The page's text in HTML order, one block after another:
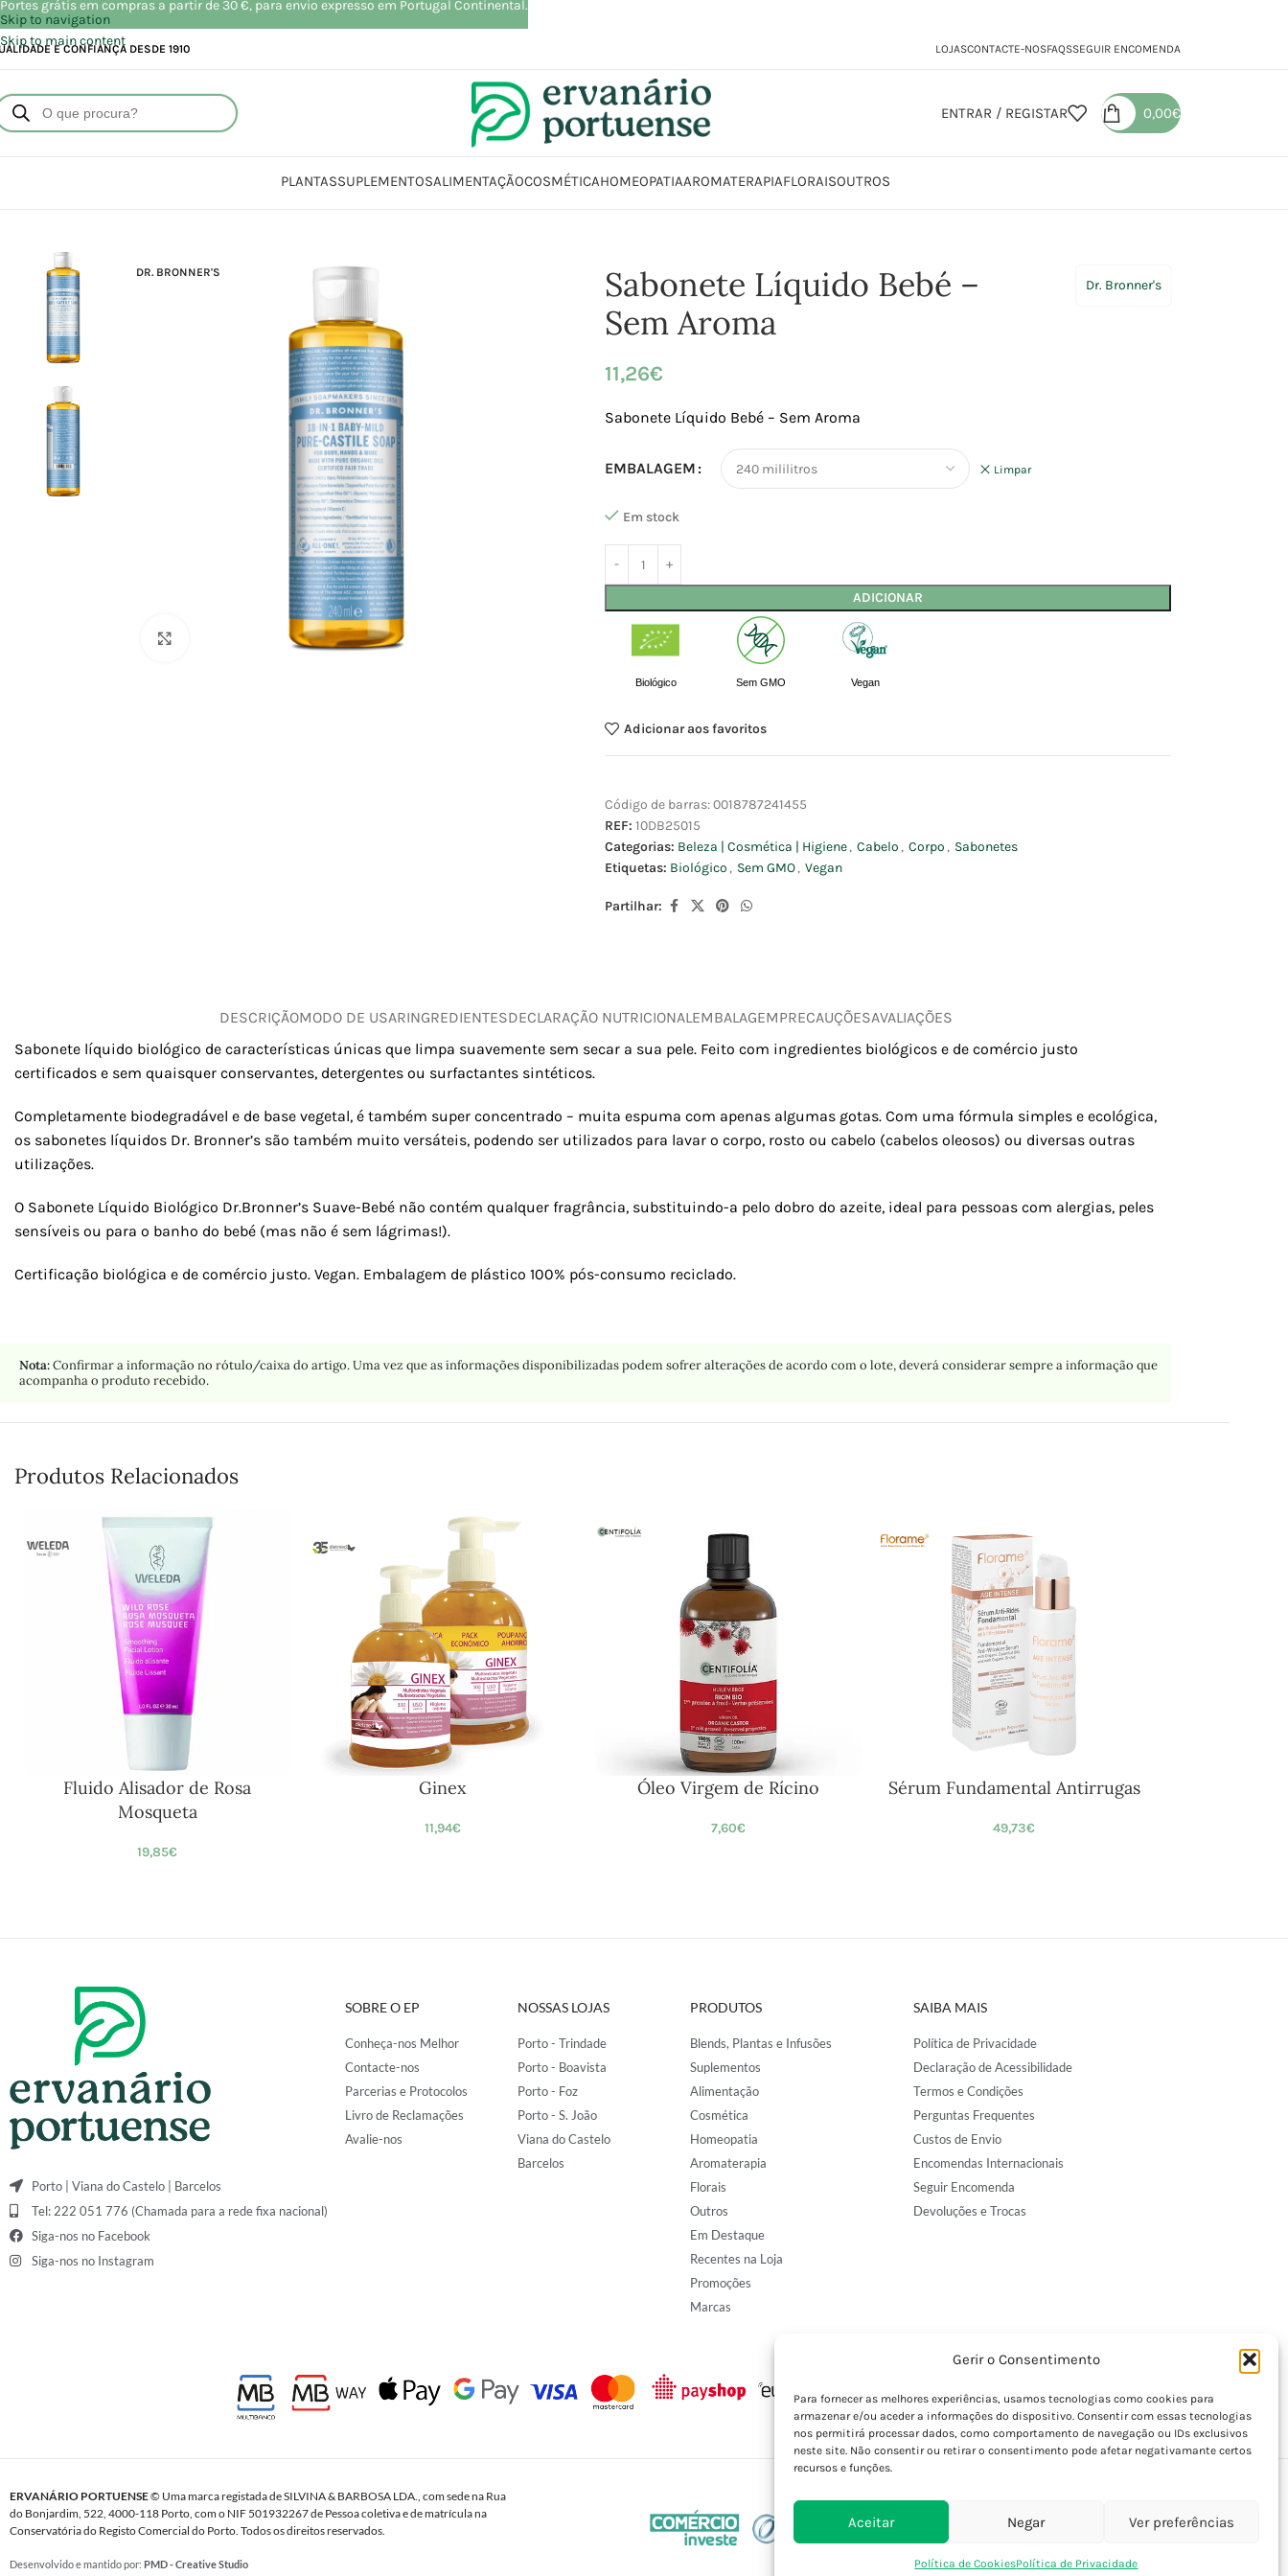
Gerir o Consentimento
Para fornecer as melhores experiências, usamos tecnologias como cookies para
armazenar e/ou aceder a informações do dispositivo. Consentir com essas tecnologias
nos permitirá processar dados, como comportamento de navegação ou IDs exclusivos
neste site. Não consentir ou retirar o consentimento pode afetar negativamante certos
recursos e funções.
Aceitar Negar Ver preferências
Política de CookiesPolítica de Privacidade
Skip to navigation
Skip to main content
E CONFIANÇA DESDE 1910 LOJASCONTACTE-NOSFAQSSEGUIR ENCOMENDA
ENTRAR / REGISTAR 0,00€
PLANTASSUPLEMENTOSALIMENTAÇÃOCOSMÉTICAHOMEOPATIAAROMATERAPIAFLORAISOUTROS
DR. BRONNER'S
Sabonete Líquido Bebé –
Sem Aroma
Dr. Bronner's
11,26€
Sabonete Líquido Bebé – Sem Aroma
EMBALAGEM Limpar
Em stock
ADICIONAR
Biológico Sem GMO Vegan
Adicionar aos favoritos
Código de barras:0018787241455
REF: 10DB25015
Categorias: Beleza | Cosmética | Higiene, Cabelo , Corpo , Sabonetes
Etiquetas: Biológico , Sem GMO, Vegan
Partilhar:
DESCRIÇÃOMODO DE USARINGREDIENTESDECLARAÇÃO NUTRICIONAL EMBALAGEMPRECAUÇÕESAVALIAÇÕES
Sabonete líquido biológico de características únicas que limpa suavemente sem secar a sua pele. Feito com ingredientes biológicos e de comércio justo
certificados e sem quaisquer conservantes, detergentes ou surfactantes sintéticos.
Completamente biodegradável e de base vegetal, é também super concentrado – muita espuma com apenas algumas gotas. Com uma fórmula simples e ecológica,
os sabonetes líquidos Dr. Bronner’s são também muito versáteis, podendo ser utilizados para lavar o corpo, rosto ou cabelo (cabelos oleosos) ou diversas outras
utilizações.
O Sabonete Líquido Biológico Dr.Bronner’s Suave-Bebé não contém qualquer fragrância, substituindo-a pelo dobro do azeite, ideal para pessoas com alergias, peles
sensíveis ou para o banho do bebé (mas não é sem lágrimas!).
Certificação biológica e de comércio justo. Vegan. Embalagem de plástico 100% pós-consumo reciclado.
Nota:Confirmar a informação no rótulo/caixa do artigo. Uma vez que as informações disponibilizadas podem sofrer alterações de acordo com o lote, deverá considerar sempre a informação que
acompanha o produto recebido.
Produtos Relacionados
Fluido Alisador de Rosa
Mosqueta
19,85€
Ginex
11,94€
Óleo Virgem de Rícino
7,60€
Sérum Fundamental Antirrugas
49,73€
Porto | Viana do Castelo | Barcelos
Tel: 222 051 776 (Chamada para a rede fixa nacional)
Siga-nos no Facebook
Siga-nos no Instagram
SOBRE O EP
Conheça-nos Melhor
Contacte-nos
Parcerias e Protocolos
Livro de Reclamações
Avalie-nos
NOSSAS LOJAS
Porto - Trindade
Porto - Boavista
Porto - Foz
Porto - S. João
Viana do Castelo
Barcelos
PRODUTOS
Blends, Plantas e Infusões
Suplementos
Alimentação
Cosmética
Homeopatia
Aromaterapia
Florais
Outros
Em Destaque
Recentes na Loja
Promoções
Marcas
SAIBA MAIS
Política de Privacidade
Declaração de Acessibilidade
Termos e Condições
Perguntas Frequentes
Custos de Envio
Encomendas Internacionais
Seguir Encomenda
Devoluções e Trocas
ERVANÁRIO PORTUENSE© Uma marca registada de SILVINA & BARBOSA LDA., com sede na Rua
do Bonjardim, 522, 4000-118 Porto, com o NIF 501932267 de Pessoa coletiva e de matrícula na
Conservatória do Registo Comercial do Porto. Todos os direitos reservados.
Desenvolvido e mantido por: PMD - Creative Studio
Portes grátis em compras a partir de 30 €, para envio expresso em Portugal Continental.